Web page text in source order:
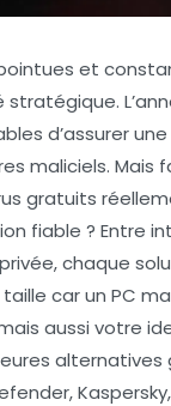
et
d’assurer
maliciels.
gratuits
fiable ? Entre
chaque
car un PC
aussi votre